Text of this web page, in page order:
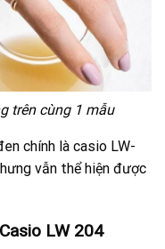
trên cùng 1 mẫu
chính là casio LW-
vẫn thể hiện được
LW 204